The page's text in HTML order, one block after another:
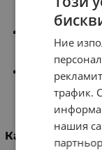
Всеки шип
подпомага
Лесен за
прави
удобно.
Качество и
CE,
надеждност.
Какви ползи
Ние
трафик.
нашия